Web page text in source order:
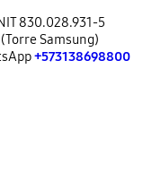
830.028.931-5
Samsung)
+573138698800